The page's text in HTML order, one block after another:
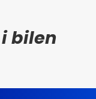
bilen